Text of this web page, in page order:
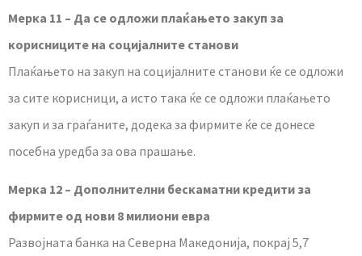
Мерка 11 – Да се одложи плаќањето закуп за
корисниците на социјалните станови
Плаќањето на закуп на социјалните станови ќе се одложи
за сите корисници, а исто така ќе се одложи плаќањето
закуп и за граѓаните, додека за фирмите ќе се донесе
посебна уредба за ова прашање.
Мерка 12 – Дополнителни бескаматни кредити за
фирмите од нови 8 милиони евра
Развојната банка на Северна Македонија, покрај 5,7